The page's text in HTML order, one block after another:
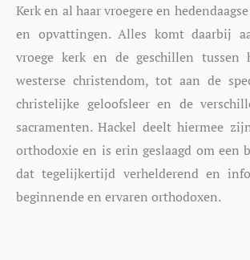
Kerk en al haar vroegere en
en opvattingen. Alles komt daarbij
vroege kerk en de geschillen tussen
westerse christendom, tot aan de
christelijke geloofsleer en de
sacramenten. Hackel deelt hiermee
orthodoxie en is erin geslaagd om een
dat tegelijkertijd verhelderend en
beginnende en ervaren orthodoxen.